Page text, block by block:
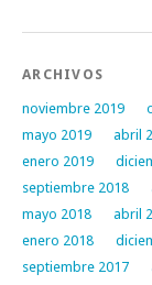
ARCHIVOS
noviembre 2019
mayo 2019
abril
enero 2019
septiembre 2018
mayo 2018
abril
enero 2018
septiembre 2017